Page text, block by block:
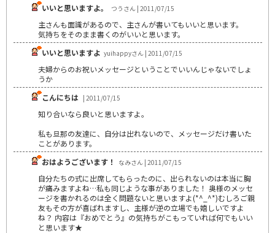
いいと思いますよ。 つうさん | 2011/07/15
主さんも面識があるので、主さんが書いてもいいと思います。
気持ちをそのまま書くのがいいと思います。
いいと思いますよ yuihappyさん | 2011/07/15
夫婦からのお祝いメッセージということでいいんじゃないでしょ
うか
こんにちは | 2011/07/15
知り合いなら良いと思いますよ。
私も旦那の友達に、自分は出れないので、メッセージだけ書いた
ことがあります。
おはようございます！
なみさん | 2011/07/15
自分たちの式に出席してもらったのに、出られないのは本当に胸
が痛みますよね…私も同じような事がありました！ 奥様のメッセ
ージを書かれるのは全く問題ないと思いますよ(*^_^*)むしろご親
友もその方が喜ばれますし、主様が逆の立場でも嬉しいですよ
ね？ 内容は『おめでとう』の気持ちがこもっていれば何でもいい
と思います★